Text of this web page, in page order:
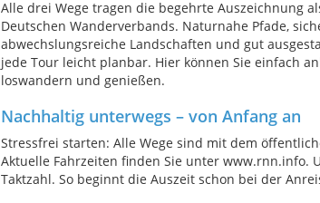
Alle drei Wege tragen die begehrte Auszeichnung
Deutschen Wanderverbands. Naturnahe Pfade,
abwechslungsreiche Landschaften und gut
jede Tour leicht planbar. Hier können Sie einfach
loswandern und genießen.
Nachhaltig unterwegs – von Anfang an
Stressfrei starten: Alle Wege sind mit dem
Aktuelle Fahrzeiten finden Sie unter www.rnn.info.
Taktzahl. So beginnt die Auszeit schon bei der